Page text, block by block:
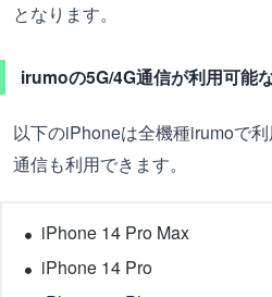
となります。
irumoの5G/4G通信が利用可能
以下のiPhoneは全機種irumoで
通信も利用できます。
iPhone 14 Pro Max
iPhone 14 Pro